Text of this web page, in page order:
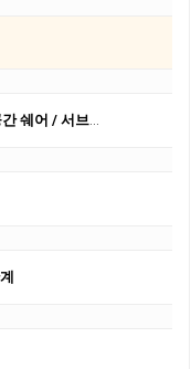
파트너를 모십니다!